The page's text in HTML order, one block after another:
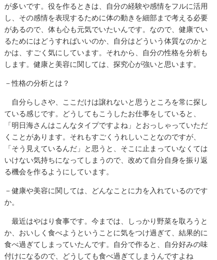
が多いです。役を作るときは、自分の経験や感情をフルに活用
し、その感情を表現するために体の動きを細部まで考える必要
があるので、体も心も元気でいたいんです。なので、健康でい
るためにはどうすればいいのか、自分はどういう体質なのかと
かは、すごく気にしています。それから、自分の性格を分析も
します。健康と美容に関しては、探究心が強いと思います。
－性格の分析とは？
自分らしさや、ここだけは譲れないと思うところを常に探し
ている感じです。どうしてもこうしたお仕事をしていると、
「明日海さんはこんなタイプですよね」とおっしゃっていただ
くことがあります。それもすごくうれしいことなのですが、
「そう見えているんだ」と思うと、そこに止まっていなくては
いけない気持ちになってしまうので、改めて自分自身を振り返
る機会を作るようにしています。
－健康や美容に関しては、どんなことに力を入れているのです
か。
最近はやはり食事です。今までは、しっかり野菜を取ろうと
か、おいしく食べようということに気をつけ過ぎて、結果的に
食べ過ぎてしまっていたんです。自分で作ると、自分好みの味
付けになるので、どうしても食べ過ぎてしまうんですよね